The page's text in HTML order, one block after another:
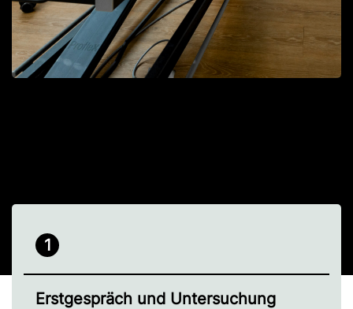
1
Erstgespräch und Untersuchung